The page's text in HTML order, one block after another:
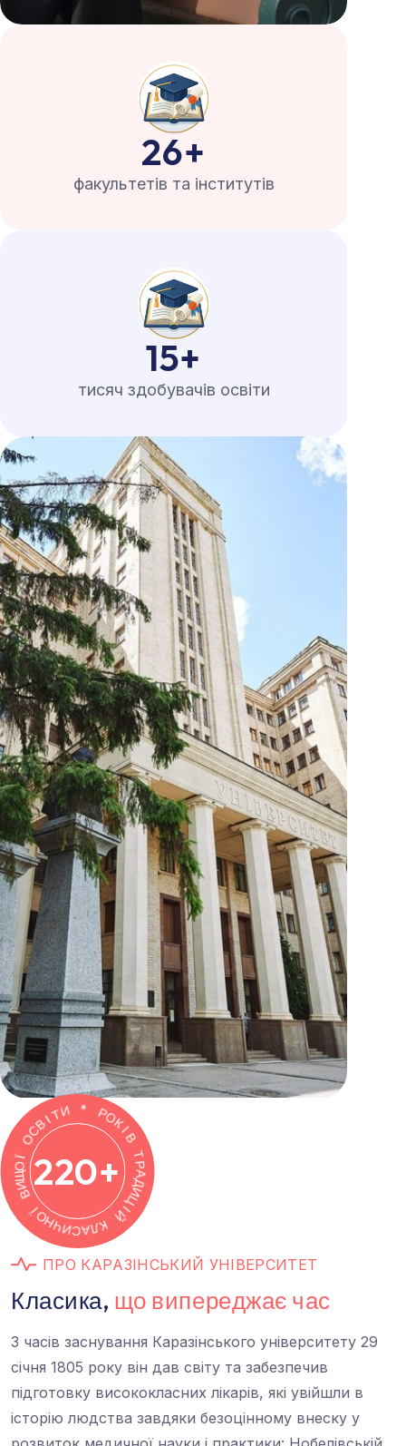
26+
факультетів та інститутів
15+
220+ Р
О
К
І
В
Т
Р
А
Д
И
Ц
І
Й
К
Л
А
С
И
Ч
Н
О
В
И
Щ
ОЇ ОСВІТИ
*
РО КА Й
Кла сика що випер е джа є ч а с
січня 1805 року він дав світу та забезпечив
підготовку висококласних лікарів, які увійшли в
історію людства завдяки безоцінному внеску у
розвиток медичної науки і практики: Нобелівській